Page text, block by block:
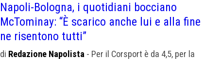
Napoli-Bologna, i quotidiani bocciano
McTominay: “È scarico anche lui e alla fine
ne risentono tutti”
di Redazione Napolista - Per il Corsport è da 4,5, per la